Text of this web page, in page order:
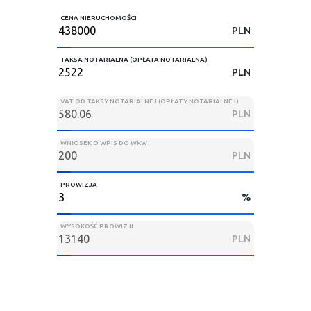
CENA NIERUCHOMOŚCI
PLN
TAKSA NOTARIALNA (OPŁATA NOTARIALNA)
PLN
VAT OD TAKSY NOTARIALNEJ (OPŁATY NOTARIALNEJ)
PLN
WNIOSEK O WPIS DO WKW
PLN
PROWIZJA
%
WYSOKOŚĆ PROWIZJI
PLN